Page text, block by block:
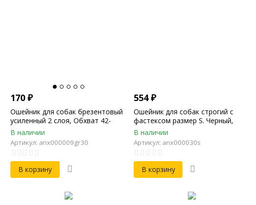
170₽
Ошейник для собак брезентовый
усиленный 2 слоя, Обхват 42-
55см, Длина 64см, Ширина 30мм
В наличии
Артикул: anx000009gr30
В корзину
554₽
Ошейник для собак строгий с
фастексом размер S. Черный,
Обхват 27-39см, Длина 46см,
Ширина 20мм, Толщина 2мм
В наличии
Артикул: anx000030s
В корзину